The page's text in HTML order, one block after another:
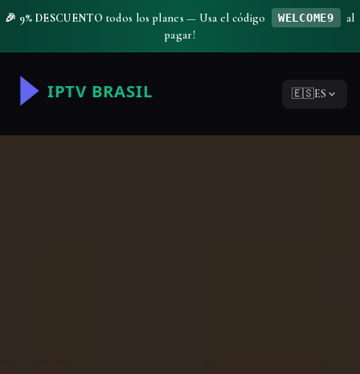
🎉 9% DESCUENTO todos los planes — Usa el código WELCOME9
al
pagar!
🇪🇸ES